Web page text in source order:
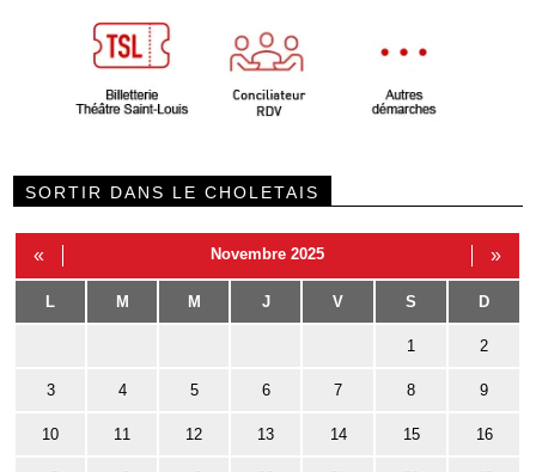
SORTIR DANS LE CHOLETAIS
« Novembre 2025 »
L M M J V S D
1 2
3 4 5 6 7 8 9
10 11 12 13 14 15 16